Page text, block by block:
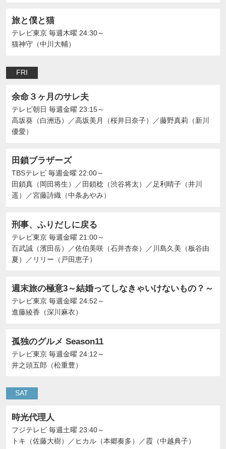
旅と僕と猫
テレビ東京 毎週木曜 24:30～
猫神守（中川大輔）
FRI
余命３ヶ月のサレ夫
テレビ朝日 毎週金曜 23:15～
高坂葵（白洲迅）
／高坂美月（桜井日奈子） ／藤野真莉（新川
優愛）
田鎖ブラザーズ
TBSテレビ 毎週金曜 22:00～
田鎖真（岡田将生）
／ 田鎖稔（渋谷将太） ／足利晴子（井川
遥）
／宮藤詩織（中条あやみ）
刑事、ふりだしに戻る
テレビ東京 毎週金曜 21:00～
百武誠（濱田岳）
／佐伯美咲（石井杏奈） ／ 川島久美（板谷由
夏）
／ リリー（戸田恵子）
週末旅の極意3～結婚ってしなきゃいけないもの？～
テレビ東京 毎週金曜 24:52～
進藤綾香（深川麻衣）
孤独のグルメ Season11
テレビ東京 毎週金曜 24:12～
井之頭五郎（松重豊）
SAT
時光代理人
フジテレビ 毎週土曜 23:40～
トキ（佐藤大樹）
／ ヒカル（本郷奏多） ／霞（中越典子）